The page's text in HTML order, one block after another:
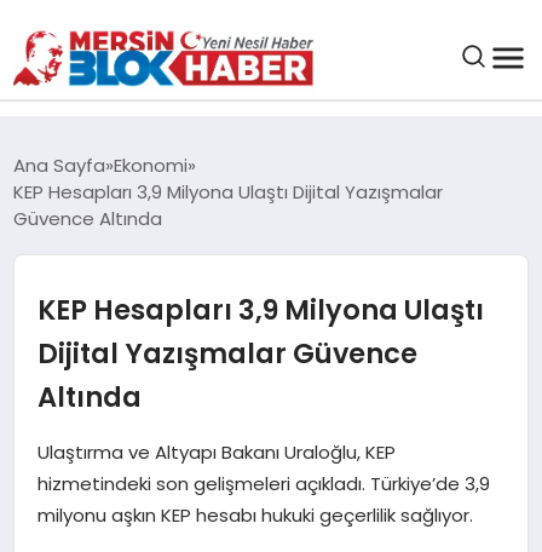
SAĞLIK
EĞITIM
SANAT
Ana Sayfa Ekonomi
KEP Hesapları 3,9 Milyona Ulaştı Dijital Yazışmalar
Güvence Altında
KEP Hesapları 3,9 Milyona Ulaştı
Dijital Yazışmalar Güvence
Altında
Ulaştırma ve Altyapı Bakanı Uraloğlu, KEP
hizmetindeki son gelişmeleri açıkladı. Türkiye’de 3,9
milyonu aşkın KEP hesabı hukuki geçerlilik sağlıyor.